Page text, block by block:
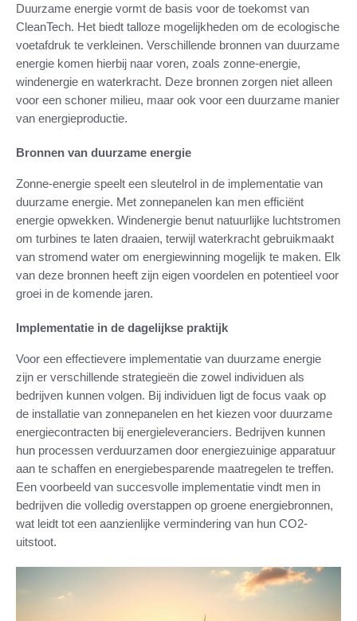
Duurzame energie vormt de basis voor de toekomst van
CleanTech. Het biedt talloze mogelijkheden om de ecologische
voetafdruk te verkleinen. Verschillende bronnen van duurzame
energie komen hierbij naar voren, zoals zonne-energie,
windenergie en waterkracht. Deze bronnen zorgen niet alleen
voor een schoner milieu, maar ook voor een duurzame manier
van energieproductie.
Bronnen van duurzame energie
Zonne-energie speelt een sleutelrol in de implementatie van
duurzame energie. Met zonnepanelen kan men efficiënt
energie opwekken. Windenergie benut natuurlijke luchtstromen
om turbines te laten draaien, terwijl waterkracht gebruikmaakt
van stromend water om energiewinning mogelijk te maken. Elk
van deze bronnen heeft zijn eigen voordelen en potentieel voor
groei in de komende jaren.
Implementatie in de dagelijkse praktijk
Voor een effectievere implementatie van duurzame energie
zijn er verschillende strategieën die zowel individuen als
bedrijven kunnen volgen. Bij individuen ligt de focus vaak op
de installatie van zonnepanelen en het kiezen voor duurzame
energiecontracten bij energieleveranciers. Bedrijven kunnen
hun processen verduurzamen door energiezuinige apparatuur
aan te schaffen en energiebesparende maatregelen te treffen.
Een voorbeeld van succesvolle implementatie vindt men in
bedrijven die volledig overstappen op groene energiebronnen,
wat leidt tot een aanzienlijke vermindering van hun CO2-
uitstoot.